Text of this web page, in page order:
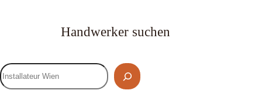
Handwerker suchen